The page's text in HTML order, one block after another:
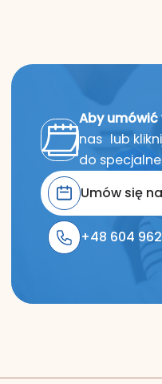
Aby umówić
nas lub
do
Umów się
+48 604